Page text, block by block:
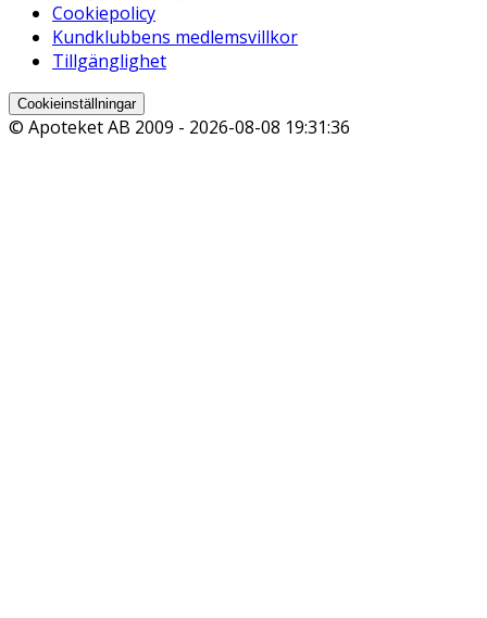
Cookiepolicy
Kundklubbens medlemsvillkor
Tillgänglighet
Cookieinställningar
© Apoteket AB 2009 - 2026-08-08 19:31:36